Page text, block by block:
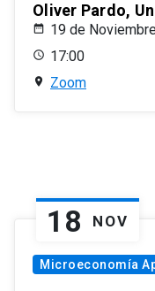
Oliver Pardo,
19 de
17:00
Zoom
18 NOV
Microeconomía